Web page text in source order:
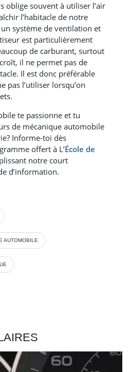
oblige souvent à utiliser l’air
l’habitacle de notre
système de ventilation et
est particulièrement
de carburant, surtout
il ne permet pas de
Il est donc préférable
pas l’utiliser lorsqu’on
te passionne et tu
de mécanique automobile
Informe-toi dès
offert à L’École de
notre court
d’information.
AUTOMOBILE